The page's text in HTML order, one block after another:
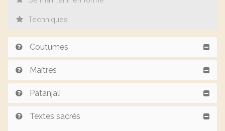
Techniques
Coutumes
Maîtres
Patanjali
Textes sacrés